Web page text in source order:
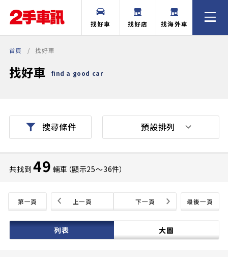
找好車 找好店 找海外車
首頁 找好車
找好車 find a good car
搜尋條件
共找到 49 輛車（顯示25〜36件）
第一頁 最後一頁
上一頁 下一頁
列表 大圖
預設排列